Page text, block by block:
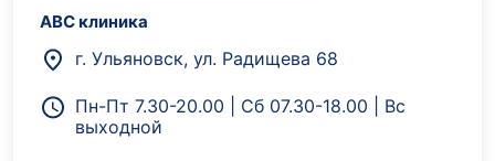
АВС клиника
г. Ульяновск, ул. Радищева 68
Пн-Пт 7.30-20.00 | Сб 07.30-18.00 | Вс
выходной